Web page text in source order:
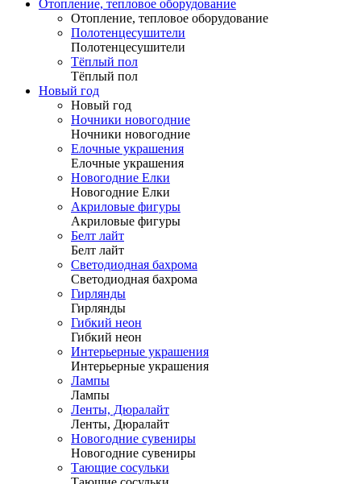
Отопление, тепловое оборудование
Отопление, тепловое оборудование
Полотенцесушители
Полотенцесушители
Тёплый пол
Тёплый пол
Новый год
Новый год
Ночники новогодние
Ночники новогодние
Елочные украшения
Елочные украшения
Новогодние Елки
Новогодние Елки
Акриловые фигуры
Акриловые фигуры
Белт лайт
Белт лайт
Светодиодная бахрома
Светодиодная бахрома
Гирлянды
Гирлянды
Гибкий неон
Гибкий неон
Интерьерные украшения
Интерьерные украшения
Лампы
Лампы
Ленты, Дюралайт
Ленты, Дюралайт
Новогодние сувениры
Новогодние сувениры
Тающие сосульки